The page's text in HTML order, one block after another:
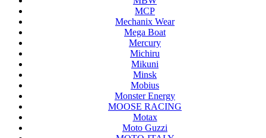
MCP
Mechanix Wear
Mega Boat
Mercury
Michiru
Mikuni
Minsk
Mobius
Monster Energy
MOOSE RACING
Motax
Moto Guzzi